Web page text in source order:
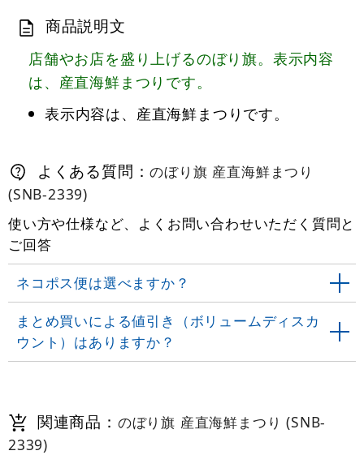
商品説明文
店舗やお店を盛り上げるのぼり旗。表示内容
は、産直海鮮まつりです。
表示内容は、産直海鮮まつりです。
よくある質問：のぼり旗 産直海鮮まつり
(SNB-2339)
使い方や仕様など、よくお問い合わせいただく質問と
ご回答
ネコポス便は選べますか？
まとめ買いによる値引き（ボリュームディスカ
ウント）はありますか？
関連商品： のぼり旗 産直海鮮まつり (SNB-
2339)